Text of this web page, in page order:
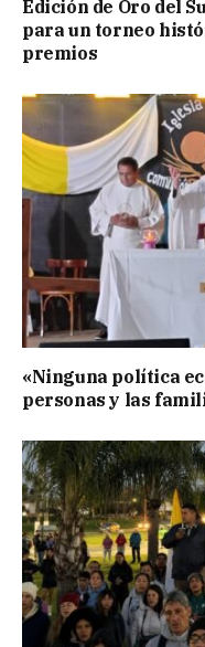
Edición de Oro del
para un torneo
premios
«Ninguna política
personas y las